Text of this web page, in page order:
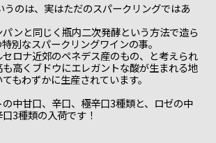
うのは、実はただのスパークリングではあ
ンと同じく瓶内二次発酵という方法で造ら
別なスパークリングワインの事。
ロナ近郊のペネデス産のもの、と考えられ
高くブドウにエレガントな酸が生まれる地
もわずかに生産されています。
中甘口、辛口、極辛口3種類と、ロゼの中
3種類の入荷です！